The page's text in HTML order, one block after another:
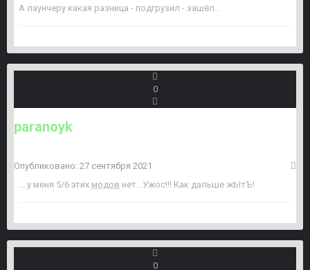
А лаунчеру какая разница - подгрузил - зашёл..
0
paranoyk
Опубликовано: 27 сентября 2021
....у меня 5/6 этих модов нет...Ужос!!! Как дальше жЫтЪ!
0